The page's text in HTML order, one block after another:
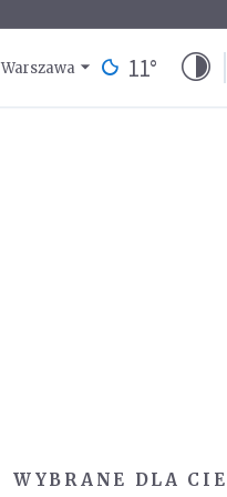
Warszawa 11°
WYBRANE DLA